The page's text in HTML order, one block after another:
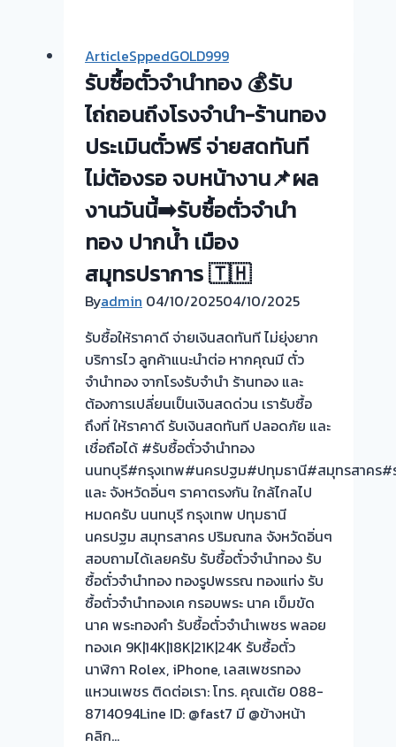
ได้
ไหม
?
อ่าน
ทาง
นี้
เลย
ครับ
ArticleSppedGOLD999
รับซื้อตั๋วจำนำทอง 💰รับ
ไถ่ถอนถึงโรงจำนำ-ร้านทอง
ประเมินตั๋วฟรี จ่ายสดทันที
ไม่ต้องรอ จบหน้างาน📌ผล
งานวันนี้➡️รับซื้อตั่วจำนำ
ทอง ปากน้ำ เมือง
สมุทรปราการ 🇹🇭
Byadmin 04/10/202504/10/2025
รับซื้อให้ราคาดี จ่ายเงินสดทันที ไม่ยุ่งยาก
บริการไว ลูกค้าแนะนำต่อ หากคุณมี ตั๋ว
จำนำทอง จากโรงรับจำนำ ร้านทอง และ
ต้องการเปลี่ยนเป็นเงินสดด่วน เรารับซื้อ
ถึงที่ ให้ราคาดี รับเงินสดทันที ปลอดภัย และ
เชื่อถือได้ #รับซื้อตั๋วจำนำทอง
นนทบุรี#กรุงเทพ#นครปฐม#ปทุมธานี#สมุทรสาคร#
และ จังหวัดอิ่นๆ ราคาตรงกัน ใกล้ไกลไป
หมดครับ นนทบุรี กรุงเทพ ปทุมธานี
นครปฐม สมุทรสาคร ปริมณฑล จังหวัดอิ่นๆ
สอบถามได้เลยครับ รับซื้อตั๋วจำนำทอง รับ
ซื้อตั๋วจำนำทอง ทองรูปพรรณ ทองแท่ง รับ
ซื้อตั๋วจำนำทองเค กรอบพระ นาค เข็มขัด
นาค พระทองคำ รับซื้อตั๋วจำนำเพชร พลอย
ทองเค 9K|14K|18K|21K|24K รับซื้อตั๋ว
นาฬิกา Rolex, iPhone, เลสเพชรทอง
แหวนเพชร ติดต่อเรา: โทร. คุณเต้ย 088-
8714094Line ID: @fast7 มี @ข้างหน้า
คลิก…